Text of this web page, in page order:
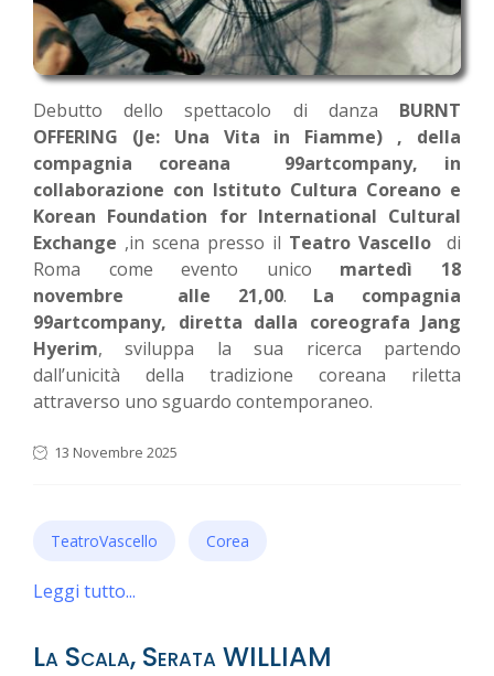
Debutto dello spettacolo di danza BURNT
OFFERING (Je: Una Vita in Fiamme) , della
compagnia coreana 99artcompany, in
collaborazione con Istituto Cultura Coreano e
Korean Foundation for International Cultural
Exchange ,in scena presso il Teatro Vascello di
Roma come evento unico martedì 18
novembre alle 21,00. La compagnia
99artcompany, diretta dalla coreografa Jang
Hyerim, sviluppa la sua ricerca partendo
dall’unicità della tradizione coreana riletta
attraverso uno sguardo contemporaneo.
13 Novembre 2025
TeatroVascello Corea
Leggi tutto...
La Scala, Serata WILLIAM